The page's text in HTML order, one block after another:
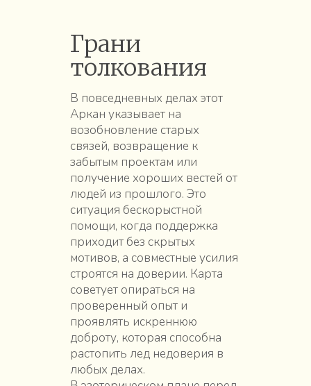
Грани
толкования
В повседневных делах этот
Аркан указывает на
возобновление старых
связей, возвращение к
забытым проектам или
получение хороших вестей от
людей из прошлого. Это
ситуация бескорыстной
помощи, когда поддержка
приходит без скрытых
мотивов, а совместные усилия
строятся на доверии. Карта
советует опираться на
проверенный опыт и
проявлять искреннюю
доброту, которая способна
растопить лед недоверия в
любых делах.